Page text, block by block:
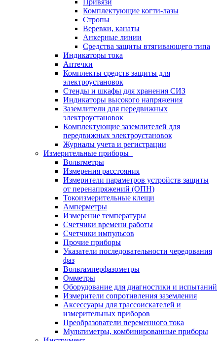
Привязи
Комплектующие когти-лазы
Стропы
Веревки, канаты
Анкерные линии
Средства защиты втягивающего типа
Индикаторы тока
Аптечки
Комплекты средств защиты для
электроустановок
Стенды и шкафы для хранения СИЗ
Индикаторы высокого напряжения
Заземлители для передвижных
электроустановок
Комплектующие заземлителей для
передвижных электроустановок
Журналы учета и регистрации
Измерительные приборы
Вольтметры
Измерения расстояния
Измерители параметров устройств защиты
от перенапряжений (ОПН)
Токоизмерительные клещи
Амперметры
Измерение температуры
Счетчики времени работы
Счетчики импульсов
Прочие приборы
Указатели последовательности чередования
фаз
Вольтамперфазометры
Омметры
Оборудование для диагностики и испытаний
Измерители сопротивления заземления
Аксессуары для трассоискателей и
измерительных приборов
Преобразователи переменного тока
Мультиметры, комбинированные приборы